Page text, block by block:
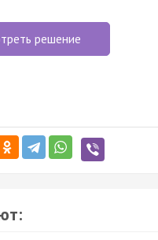
решение